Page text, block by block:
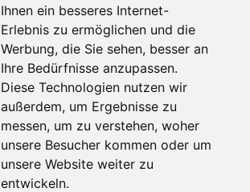
Ihnen ein besseres Internet-
Erlebnis zu ermöglichen und die
Werbung, die Sie sehen, besser an
Ihre Bedürfnisse anzupassen.
Diese Technologien nutzen wir
außerdem, um Ergebnisse zu
messen, um zu verstehen, woher
unsere Besucher kommen oder um
unsere Website weiter zu
entwickeln.